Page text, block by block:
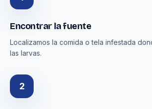
Encontrar la fuente
Localizamos la comida o tela infestada
las larvas.
2